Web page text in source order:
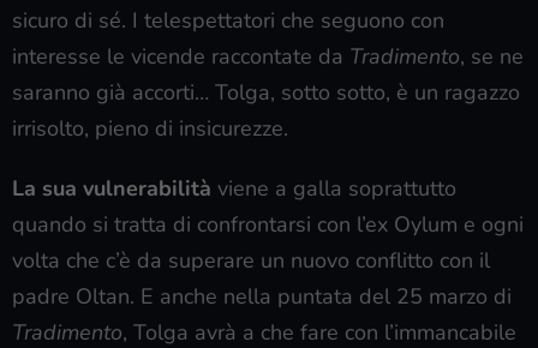
sicuro di sé. I telespettatori che seguono con
interesse le vicende raccontate da Tradimento, se ne
saranno già accorti… Tolga, sotto sotto, è un ragazzo
irrisolto, pieno di insicurezze.
La sua vulnerabilità viene a galla soprattutto
quando si tratta di confrontarsi con l’ex Oylum e ogni
volta che c’è da superare un nuovo conflitto con il
padre Oltan. E anche nella puntata del 25 marzo di
Tradimento, Tolga avrà a che fare con l’immancabile